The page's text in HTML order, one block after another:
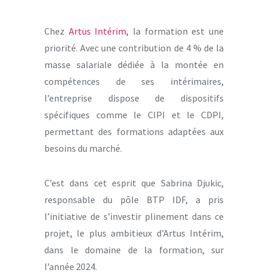
Chez Artus Intérim, la formation est une
priorité. Avec une contribution de 4 % de la
masse salariale dédiée à la montée en
compétences de ses intérimaires,
l’entreprise dispose de dispositifs
spécifiques comme le CIPI et le CDPI,
permettant des formations adaptées aux
besoins du marché.
C’est dans cet esprit que Sabrina Djukic,
responsable du pôle BTP IDF, a pris
l’initiative de s’investir plinement dans ce
projet, le plus ambitieux d’Artus Intérim,
dans le domaine de la formation, sur
l’année 2024.